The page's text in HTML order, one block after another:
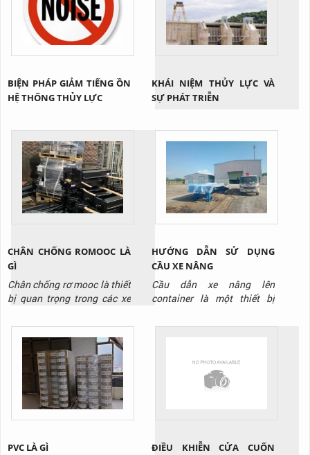
BIỆN PHÁP GIẢM TIẾNG ỒN
HỆ THỐNG THỦY LỰC
KHÁI NIỆM THỦY LỰC VÀ
SỰ PHÁT TRIỄN
CHÂN CHỐNG ROMOOC LÀ
GÌ
Chân chống rơ mooc là thiết
bị quan trọng trong các xe
nâng đỡ cho thùng xe và
làm thiết bị nâng đỡ cho quá
trình chuyển đổi đầu xe, trao
đổi vận hành, trao đổi hàng
hóa hay là bảo trì bảo
dưỡng. Nó hoạt động bởi
chơ chế nâng hạ bởi bánh
răng...
HƯỚNG DẪN SỬ DỤNG
CẦU XE NÂNG
Cầu dẫn xe nâng lên
container là một thiết bị
phổ biến ở nhiều kho xưởng.
phải ai cũng biết cách sử
dụng đúng để đảm bảo an
PVC LÀ GÌ
ĐIỀU KHIỄN CỬA CUỐN